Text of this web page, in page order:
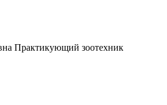
Практикующий зоотехник